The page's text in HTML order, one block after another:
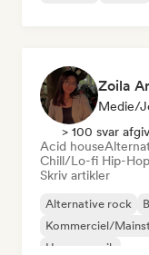
Zoila
Medie/
> 100 svar
Acid house
Chill/Lo-fi Hip-Hop
Skriv artikler
Alternative rock
Kommerciel/
House-musik